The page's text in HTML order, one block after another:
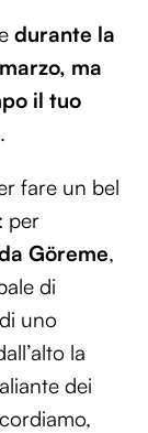
durante la
ma
il tuo
.
fare un bel
per
Göreme,
di
uno
la
dei